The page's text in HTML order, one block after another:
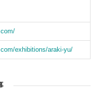
exhibitions/araki-yu/